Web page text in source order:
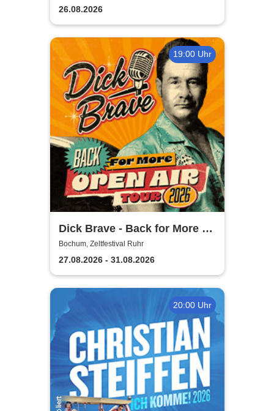
26.08.2026
19:00 Uhr
Dick Brave - Back for More -
Live 2026
Bochum, Zeltfestival Ruhr
27.08.2026 - 31.08.2026
20:00 Uhr